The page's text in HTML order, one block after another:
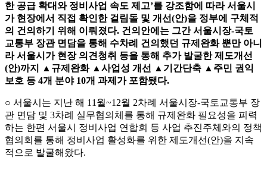
한 공급 확대와 정비사업 속도 제고’를 강조함에 따라 서울시
가 현장에서 직접 확인한 걸림돌 및 개선(안)을 정부에 구체적
의 건의하기 위해 이뤄졌다. 건의안에는 그간 서울시장-국토
교통부 장관 면담을 통해 수차례 건의했던 규제완화 뿐만 아니
라 서울시가 현장 의견청취 등을 통해 추가 발굴한 제도개선
(안)까지 ▲ 규제완화 ▲ 사업성 개선 ▲ 기간단축 ▲ 주민 권익
보호 등 4개 분야 10개 과제가 포함됐다.
○ 서울시는 지난 해 11월~12월 2차례 서울시장-국토교통부 장
관 면담 및 3차례 실무협의체를 통해 규제완화 필요성을 피력
하는 한편 서울시 정비사업 연합회 등 사업 추진주체와의 정책
협의회를 통해 정비사업 활성화를 위한 제도개선(안)을 지속
적으로 발굴해왔다.